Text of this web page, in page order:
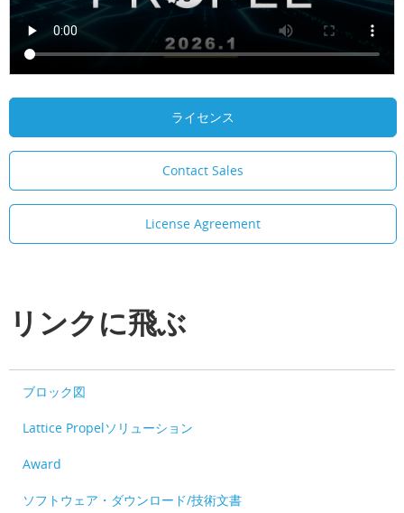
ライセンス
Contact Sales
License Agreement
リンクに飛ぶ
ブロック図
Lattice Propelソリューション
Award
ソフトウェア・ダウンロード/技術文書